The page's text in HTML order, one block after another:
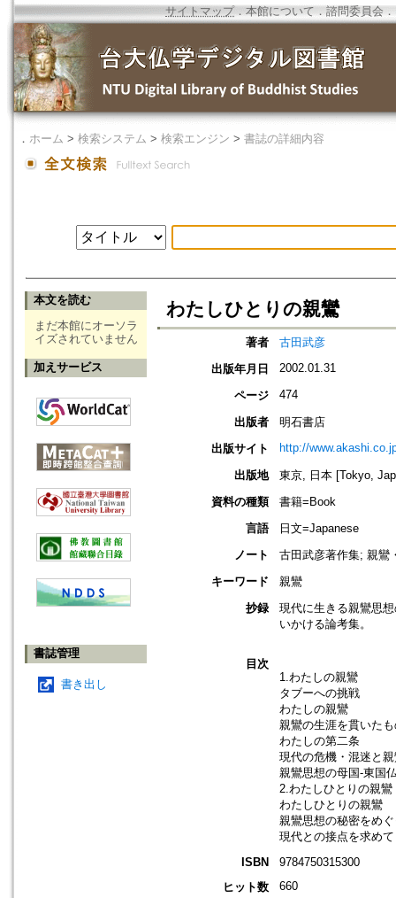
サイトマップ．本館について ． 諮問委員会 ．
． ホーム > 検索システム > 検索エンジン > 書誌の詳細内容
本文を読む
まだ本館にオーソラ
イズされていません
加えサービス
書誌管理
書き出し
わたしひとりの親鸞
著者
古田武彦
出版年月日
2002.01.31
ページ 474
出版者
明石書店
出版サイト
http://
出版地
東京, 日本 [Tokyo,
資料の種類
書籍=Book
言語
日文=Japanese
ノート
古田武彦著作集; 親鸞
キーワード
親鸞
抄録
現代に生きる親鸞思
いかける論考集。
目次
1.わたしの親鸞
タブーへの挑戦
わたしの親鸞
親鸞の生涯を貫いた
わたしの第二条
現代の危機・混迷と
親鸞思想の母国-東国
2.わたしひとりの親鸞
わたしひとりの親鸞
親鸞思想の秘密をめ
現代との接点を求めて
ISBN
9784750315300
ヒット数
660